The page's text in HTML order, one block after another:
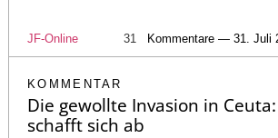
JF-Online 31 Kommentare — 31. Juli
KOMMENTAR
Die gewollte Invasion in
schafft sich ab